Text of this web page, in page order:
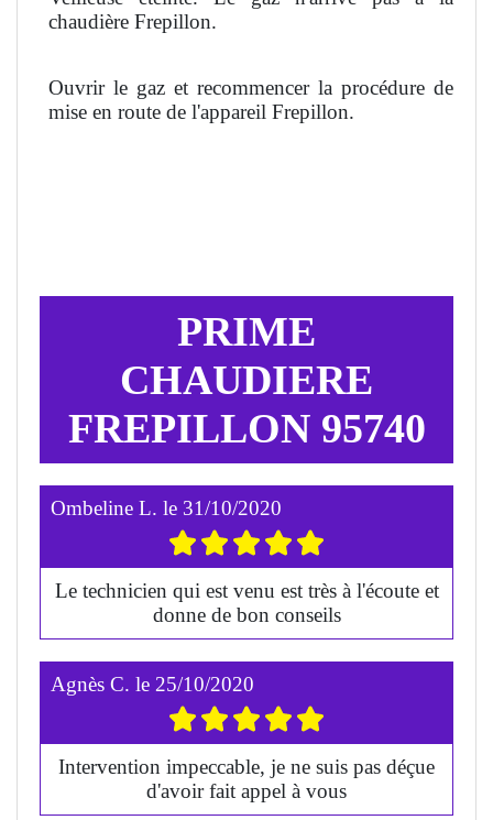
chaudière Frepillon.
Ouvrir le gaz et recommencer la procédure de
mise en route de l'appareil Frepillon.
PRIME
CHAUDIERE
FREPILLON 95740
Ombeline L. le 31/10/2020
Le technicien qui est venu est très à l'écoute et
donne de bon conseils
Agnès C. le 25/10/2020
Intervention impeccable, je ne suis pas déçue
d'avoir fait appel à vous